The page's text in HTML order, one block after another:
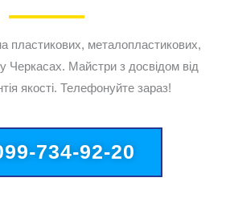
пластикових, металопластикових,
Черкасах. Майстри з досвідом від
якості. Телефонуйте зараз!
734-92-20